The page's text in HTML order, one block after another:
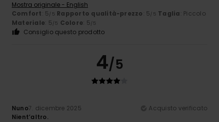
Mostra originale - English
Comfort: 5/5 Rapporto qualità-prezzo: 5/5 Taglia: Piccolo
Materiale: 5/5 Colore: 5/5
Consiglio questo prodotto
4/5
Nuno7. dicembre 2025
Acquisto verificato
Nient’altro.